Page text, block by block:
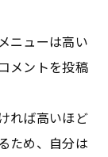
ニューは高い
メントを投稿
れば高いほど
ため、自分は